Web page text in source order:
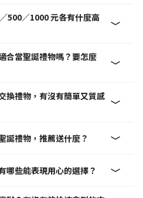
500／1000 元各有什麼高
合當聖誕禮物嗎？要怎麼
換禮物，有沒有簡單又質感
誕禮物，推薦送什麼？
哪些能表現用心的選擇？